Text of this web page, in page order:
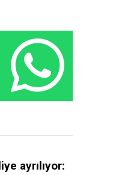
ayrılıyor: